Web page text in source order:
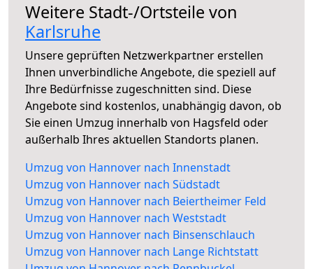
Weitere Stadt-/Ortsteile von
Karlsruhe
Unsere geprüften Netzwerkpartner erstellen
Ihnen unverbindliche Angebote, die speziell auf
Ihre Bedürfnisse zugeschnitten sind. Diese
Angebote sind kostenlos, unabhängig davon, ob
Sie einen Umzug innerhalb von Hagsfeld oder
außerhalb Ihres aktuellen Standorts planen.
Umzug von Hannover nach Innenstadt
Umzug von Hannover nach Südstadt
Umzug von Hannover nach Beiertheimer Feld
Umzug von Hannover nach Weststadt
Umzug von Hannover nach Binsenschlauch
Umzug von Hannover nach Lange Richtstatt